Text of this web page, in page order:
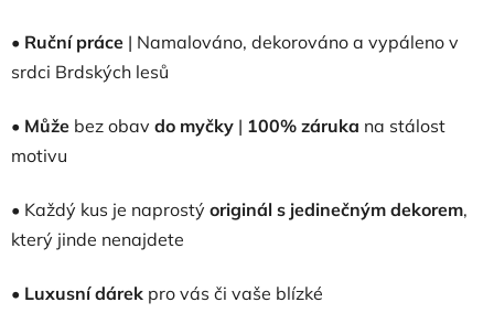
• Ruční práce | Namalováno, dekorováno a vypáleno v
srdci Brdských lesů
• Může bez obav do myčky | 100% záruka na stálost
motivu
• Každý kus je naprostý originál s jedinečným dekorem,
který jinde nenajdete
• Luxusní dárek pro vás či vaše blízké